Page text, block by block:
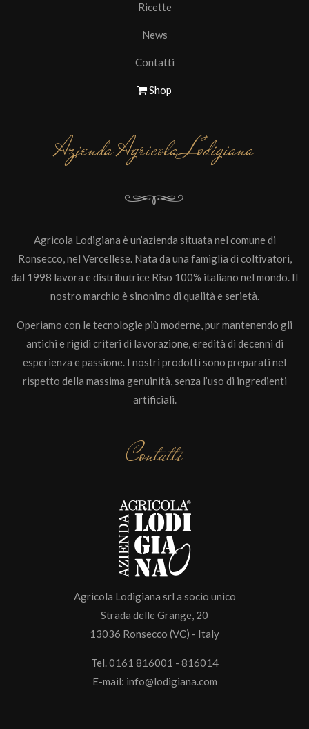
Ricette
News
Contatti
Shop
Azienda Agricola Lodigiana
Agricola Lodigiana è un’azienda situata nel comune di
Ronsecco, nel Vercellese. Nata da una famiglia di coltivatori,
dal 1998 lavora e distributrice Riso 100% italiano nel mondo. Il
nostro marchio è sinonimo di qualità e serietà.
Operiamo con le tecnologie più moderne, pur mantenendo gli
antichi e rigidi criteri di lavorazione, eredità di decenni di
esperienza e passione. I nostri prodotti sono preparati nel
rispetto della massima genuinità, senza l’uso di ingredienti
artificiali.
Contatti
Agricola Lodigiana srl a socio unico
Strada delle Grange, 20
13036 Ronsecco (VC) - Italy
Tel. 0161 816001 - 816014
E-mail: info@lodigiana.com